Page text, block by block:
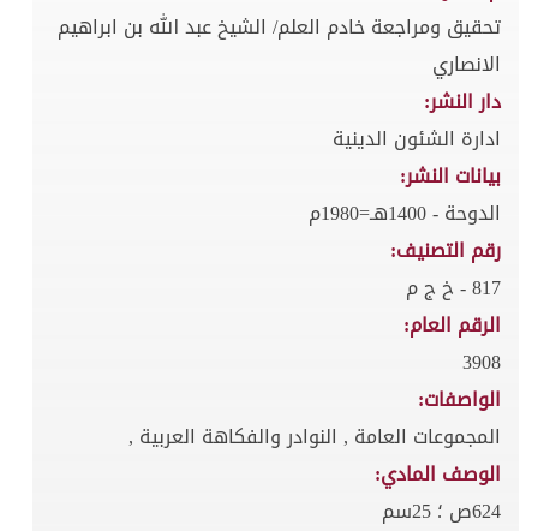
تحقيق ومراجعة خادم العلم/ الشيخ عبد الله بن ابراهيم
الانصاري
دار النشر:
ادارة الشئون الدينية
بيانات النشر:
الدوحة - 1400هـ=1980م
رقم التصنيف:
817 - خ ج م
الرقم العام:
3908
الواصفات:
المجموعات العامة , النوادر والفكاهة العربية ,
الوصف المادي:
624ص ؛ 25سم